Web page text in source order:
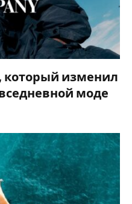
который изменил
моде